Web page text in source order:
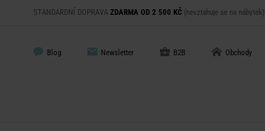
STANDARDNÍ DOPRAVA ZDARMA OD 2 500 KČ (nevztahuje se na nábytek)
Blog Newsletter B2B Obchody